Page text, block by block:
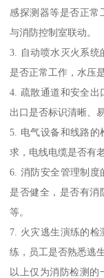
感探测器等是否正常
与消防控制室联动。
3. 自动喷水灭火系统
是否正常工作，水压
4. 疏散通道和安全出
出口是否标识清晰、
5. 电气设备和线路
求，电线电缆是否有
6. 消防安全管理制
是否健全，是否有消
等。
7. 火灾逃生演练的
练，员工是否熟悉逃
以上仅为消防检测的